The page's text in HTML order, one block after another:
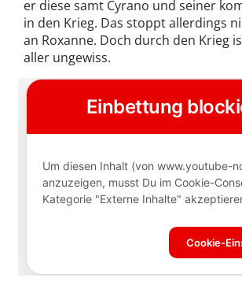
er diese samt Cyrano und seiner
in den Krieg. Das stoppt allerdings
an Roxanne. Doch durch den Krieg
aller ungewiss.